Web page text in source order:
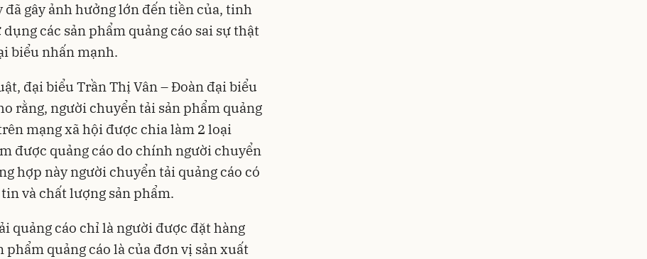
đã gây ảnh hưởng lớn đến tiền của, tinh
các sản phẩm quảng cáo sai sự thật
biểu nhấn mạnh.
đại biểu Trần Thị Vân – Đoàn đại biểu
rằng, người chuyển tải sản phẩm quảng
mạng xã hội được chia làm 2 loại
được quảng cáo do chính người chuyển
hợp này người chuyển tải quảng cáo có
và chất lượng sản phẩm.
quảng cáo chỉ là người được đặt hàng
quảng cáo là của đơn vị sản xuất